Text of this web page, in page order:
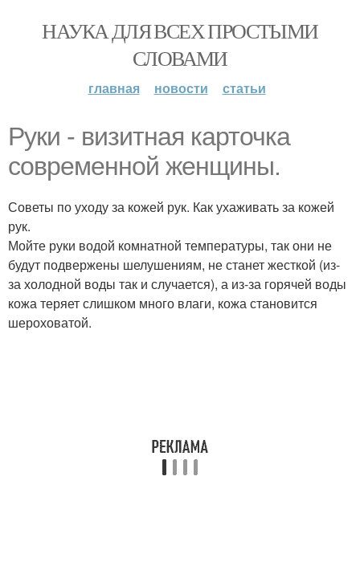
НАУКА ДЛЯ ВСЕХ ПРОСТЫМИ
СЛОВАМИ
главная новости статьи
Руки - визитная карточка
современной женщины.
Советы по уходу за кожей рук. Как ухаживать за кожей
рук.
Мойте руки водой комнатной температуры, так они не
будут подвержены шелушениям, не станет жесткой (из-
за холодной воды так и случается), а из-за горячей воды
кожа теряет слишком много влаги, кожа становится
шероховатой.